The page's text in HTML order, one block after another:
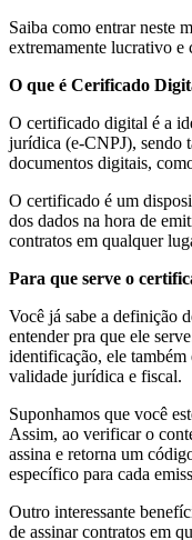
Saiba como entrar neste
extremamente lucrativo e
O que é Cerificado
O certificado digital é a
jurídica (e-CNPJ), sendo
documentos digitais,
O certificado é um
dos dados na hora de
contratos em qualquer
Para que serve o
Você já sabe a definição
entender pra que ele
identificação, ele
validade jurídica e fiscal.
Suponhamos que você
Assim, ao verificar o
assina e retorna um
específico para cada
Outro interessante
de ​assinar contratos em